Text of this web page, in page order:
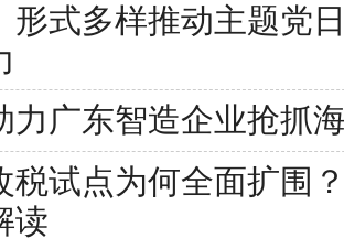
形式多样推动主题党
力广东智造企业抢抓
税试点为何全面扩围
读